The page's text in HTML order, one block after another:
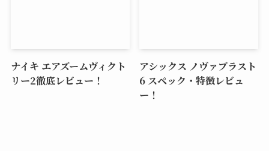
ナイキ エアズームヴィクト
リー2徹底レビュー！
アシックス ノヴァブラスト
6 スペック・特徴レビュ
ー！